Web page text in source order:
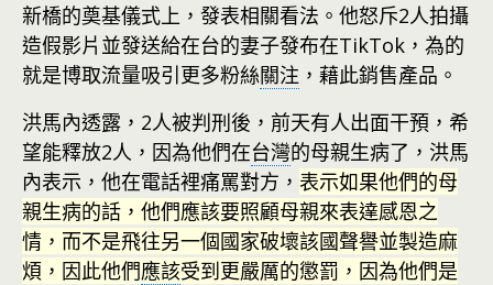
新橋的奠基儀式上，發表相關看法。他怒斥2人拍攝
造假影片並發送給在台的妻子發布在TikTok，為的
就是博取流量吸引更多粉絲關注 ，藉此銷售產品。
洪馬內透露，2人被判刑後，前天有人出面干預，希
望能釋放2人，因為他們在台灣的母親生病了，洪馬
內表示，他在電話裡痛罵對方， 表示如果他們的母
親生病的話，他們應該要照顧母親來表達感恩之
情，而不是飛往另一個國家破壞該國聲譽並製造麻
煩，因此他們應該受到更嚴厲的懲罰，因為他們是